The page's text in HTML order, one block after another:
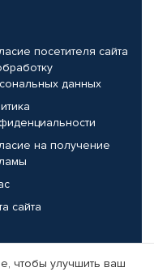
посетителя сайта
данных
на получение
сайта
чтобы улучшить ваш